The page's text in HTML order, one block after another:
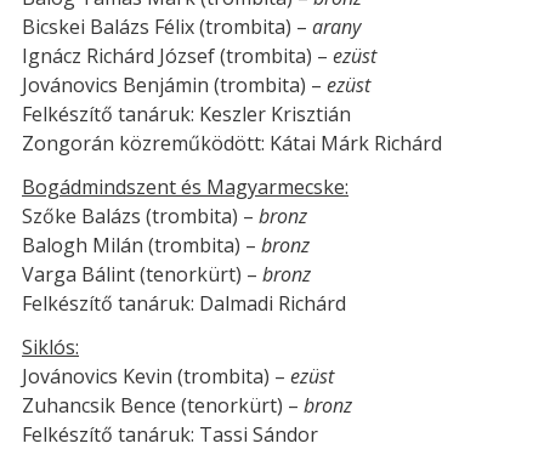
Bicskei Balázs Félix (trombita) – arany
Ignácz Richárd József (trombita) – ezüst
Jovánovics Benjámin (trombita) – ezüst
Felkészítő tanáruk: Keszler Krisztián
Zongorán közreműködött: Kátai Márk Richárd
Bogádmindszent és Magyarmecske:
Szőke Balázs (trombita) – bronz
Balogh Milán (trombita) – bronz
Varga Bálint (tenorkürt) – bronz
Felkészítő tanáruk: Dalmadi Richárd
Siklós:
Jovánovics Kevin (trombita) – ezüst
Zuhancsik Bence (tenorkürt) – bronz
Felkészítő tanáruk: Tassi Sándor